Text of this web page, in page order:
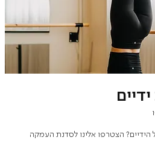
הצטרפו אלינו לסדנת העמקה